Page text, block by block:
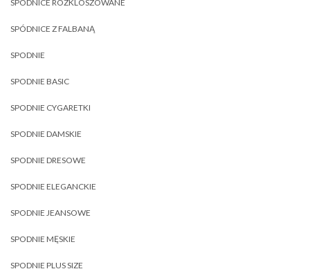
SPÓDNICE ROZKLOSZOWANE
SPÓDNICE Z FALBANĄ
SPODNIE
SPODNIE BASIC
SPODNIE CYGARETKI
SPODNIE DAMSKIE
SPODNIE DRESOWE
SPODNIE ELEGANCKIE
SPODNIE JEANSOWE
SPODNIE MĘSKIE
SPODNIE PLUS SIZE